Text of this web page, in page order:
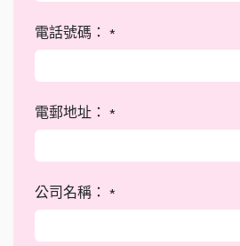
電話號碼： *
電郵地址： *
公司名稱： *